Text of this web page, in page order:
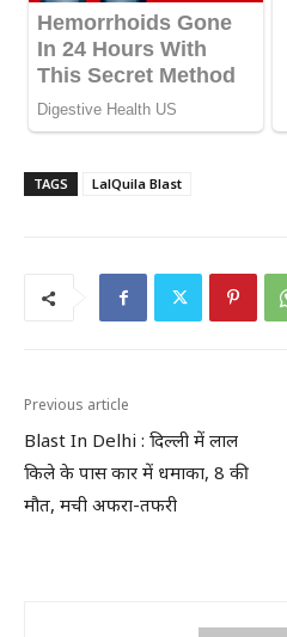
TAGS LalQuila Blast
Previous article
Blast In Delhi : दिल्ली में लाल
किले के पास कार में धमाका, 8 की
मौत, मची अफरा-तफरी